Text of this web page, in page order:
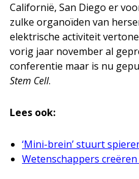
Californië, San Diego er
zulke organoïden van
elektrische activiteit
vorig jaar november al
conferentie maar is nu
Stem Cell.
Lees ook:
‘Mini-brein’ stuurt
Wetenschappers